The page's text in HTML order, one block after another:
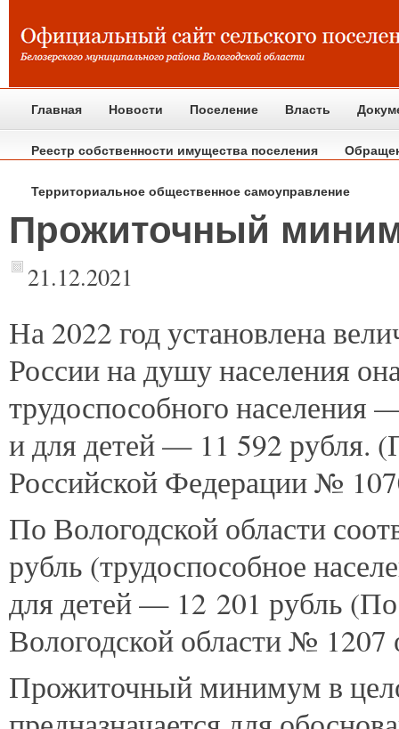
Главная Новости Поселение Власть
Реестр собственности имущества поселения
Территориальное общественное самоуправление
Прожиточный
21.12.2021
На 2022 год установлена
России на душу населения
трудоспособного
и для детей — 11 592 рубля.
Российской Федерации №
По Вологодской области
рубль (трудоспособное
для детей — 12 201 рубль
Вологодской области № 1207
Прожиточный минимум в